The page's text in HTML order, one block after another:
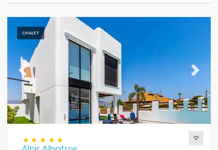
Confort
Servizi
Viste
Altri
CHALET
Previous Next